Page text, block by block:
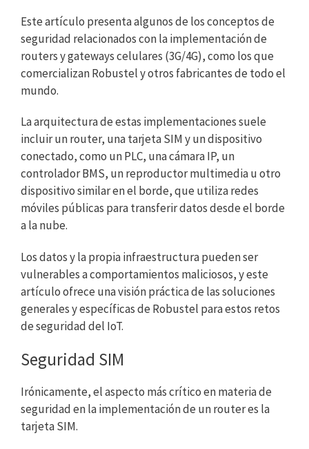
Este artículo presenta algunos de los conceptos de
seguridad relacionados con la implementación de
routers y gateways celulares (3G/4G), como los que
comercializan Robustel y otros fabricantes de todo el
mundo.
La arquitectura de estas implementaciones suele
incluir un router, una tarjeta SIM y un dispositivo
conectado, como un PLC, una cámara IP, un
controlador BMS, un reproductor multimedia u otro
dispositivo similar en el borde, que utiliza redes
móviles públicas para transferir datos desde el borde
a la nube.
Los datos y la propia infraestructura pueden ser
vulnerables a comportamientos maliciosos, y este
artículo ofrece una visión práctica de las soluciones
generales y específicas de Robustel para estos retos
de seguridad del IoT.
Seguridad SIM
Irónicamente, el aspecto más crítico en materia de
seguridad en la implementación de un router es la
tarjeta SIM.